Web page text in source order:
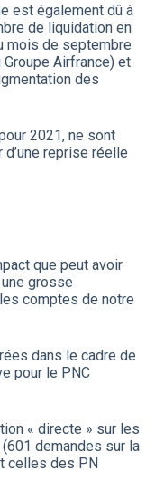
est également dû à
de liquidation en
mois de septembre
Groupe Airfrance) et
des
2021, ne sont
reprise réelle
que peut avoir
grosse
comptes de notre
dans le cadre de
pour le PNC
« directe » sur les
demandes sur la
celles des PN